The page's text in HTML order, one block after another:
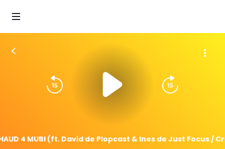
4 MUBI (ft. David de Plopcast & Ines de Just Focus /